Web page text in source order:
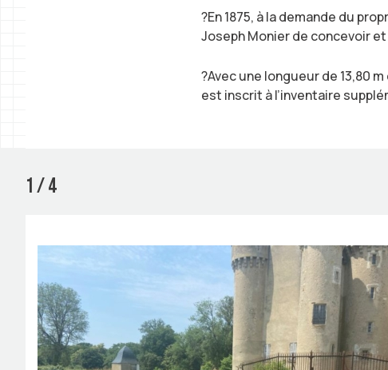
?En 1875, à la demande du
Joseph Monier de concevoir
?Avec une longueur de 13,80
est inscrit à l’inventaire
1 / 4